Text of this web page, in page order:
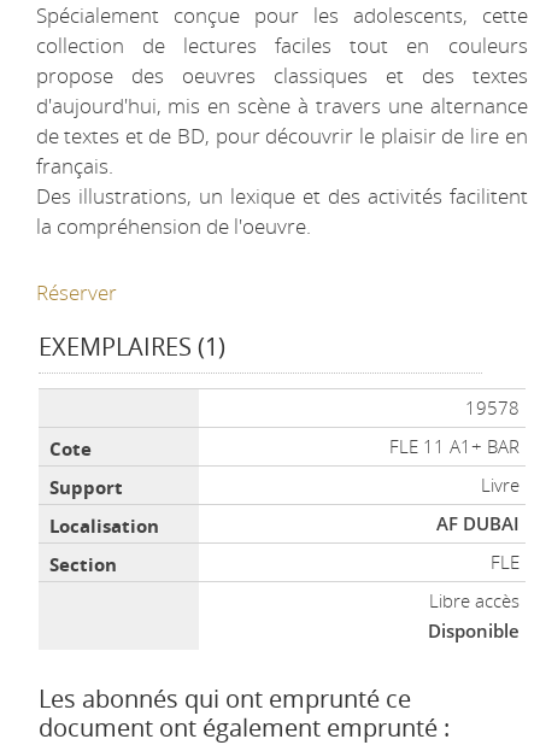
Spécialement conçue pour les adolescents, cette
collection de lectures faciles tout en couleurs
propose des oeuvres classiques et des textes
d'aujourd'hui, mis en scène à travers une alternance
de textes et de BD, pour découvrir le plaisir de lire en
français.
Des illustrations, un lexique et des activités facilitent
la compréhension de l'oeuvre.
Réserver
EXEMPLAIRES (1)
19578
FLE 11 A1+ BAR
Livre
AF DUBAI
FLE
Libre accès
Disponible
Les abonnés qui ont emprunté ce
document ont également emprunté :